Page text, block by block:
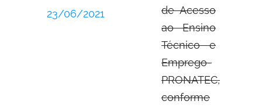
23/06/2021
de Acesso
ao Ensino
Técnico e
Emprego-
PRONATEC,
conforme